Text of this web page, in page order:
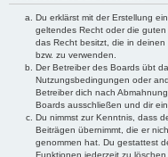
Du erklärst mit der Erstellung
geltendes Recht oder die
das Recht besitzt, die in
bzw. zu verwenden.
Der Betreiber des Boards übt
Nutzungsbedingungen oder
Betreiber dich nach
Boards ausschließen und dir
Du nimmst zur Kenntnis, dass
Beiträgen übernimmt, die er
genommen hat. Du gestattest
Funktionen jederzeit zu löschen